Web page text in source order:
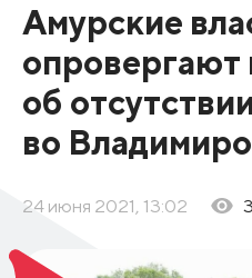
Амурские
об
во
24 июня 2021, 13:02